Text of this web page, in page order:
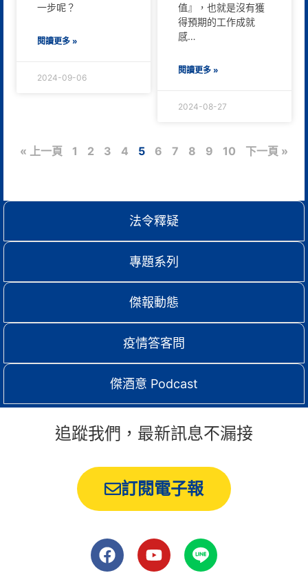
法令釋疑
專題系列
傑報動態
疫情答客問
傑酒意 Podcast
一步呢？
閱讀更多 »
2024-09-06
值』，也就是沒有獲
得預期的工作成就
感…
閱讀更多 »
2024-08-27
« 上一頁 1 2 3 4 5 6 7 8 9 10 下一頁 »
追蹤我們，最新訊息不漏接
訂閱電子報